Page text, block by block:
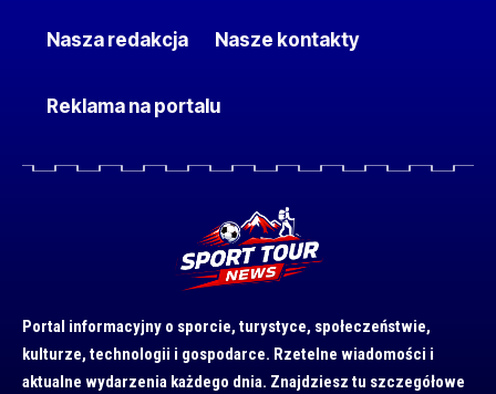
Nasza redakcja Nasze kontakty
Reklama na portalu
Portal informacyjny o sporcie, turystyce, społeczeństwie,
kulturze, technologii i gospodarce. Rzetelne wiadomości i
aktualne wydarzenia każdego dnia. Znajdziesz tu szczegółowe